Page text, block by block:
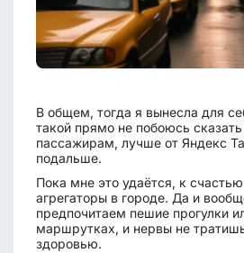
В общем, тогда я вынесла для
такой прямо не побоюсь сказать
пассажирам, лучше от Яндекс
подальше.
Пока мне это удаётся, к
агрегаторы в городе. Да и
предпочитаем пешие прогулки
маршрутках, и нервы не
здоровью.